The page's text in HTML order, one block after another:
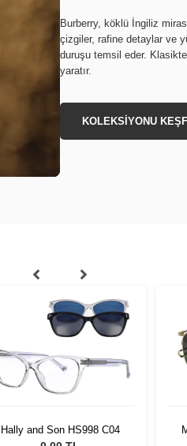
Burberry, köklü İngiliz
çizgiler, rafine detaylar ve
duruşu temsil eder.
yaratır.
KOLEKSİYONU
Hally and Son HS998 C04